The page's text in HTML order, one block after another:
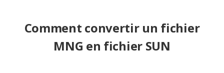
Comment convertir un fichier
MNG en fichier SUN